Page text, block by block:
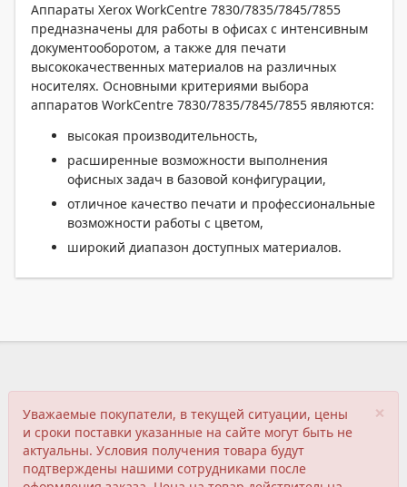
Аппараты Xerox WorkCentre 7830/7835/7845/7855
предназначены для работы в офисах с интенсивным
документооборотом, а также для печати
высококачественных материалов на различных
носителях. Основными критериями выбора
аппаратов WorkCentre 7830/7835/7845/7855 являются:
высокая производительность,
расширенные возможности выполнения
офисных задач в базовой конфигурации,
отличное качество печати и профессиональные
возможности работы с цветом,
широкий диапазон доступных материалов.
×
Уважаемые покупатели, в текущей ситуации, цены
и сроки поставки указанные на сайте могут быть не
актуальны. Условия получения товара будут
подтверждены нашими сотрудниками после